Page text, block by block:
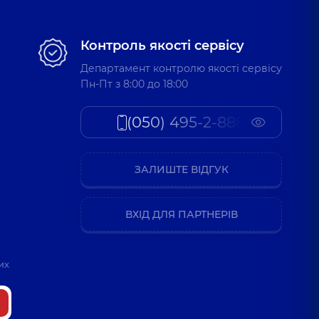
Контроль якості сервісу
Департамент контролю якості сервісу
Пн-Пт з 8:00 до 18:00
(050) 495-2-888
ЗАЛИШТЕ ВІДГУК
ВХІД ДЛЯ ПАРТНЕРІВ